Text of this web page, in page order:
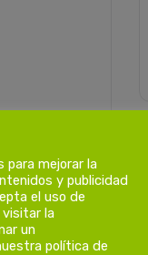
para mejorar la
y publicidad
el uso de
visitar la
un
política de